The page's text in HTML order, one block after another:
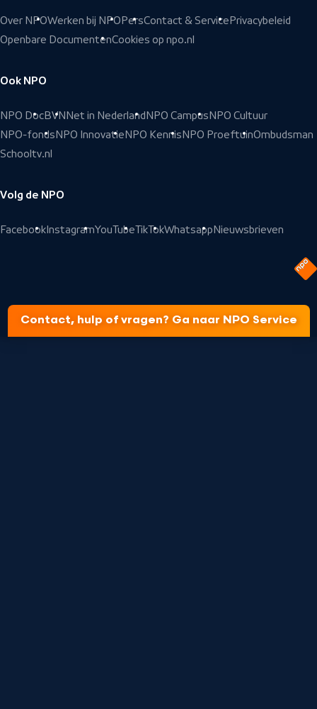
Over NPOWerken bij NPO PersContact & Service Privacybeleid
Openbare DocumentenCookies op npo.nl
Ook NPO
NPO DocBVN Net in Nederland NPO Campus NPO Cultuur
NPO-fonds NPO Innovatie NPO Kennis NPO ProeftuinOmbudsman
Schooltv.nl
Volg de NPO
Facebook InstagramYouTubeTikTokWhatsapp Nieuwsbrieven
Contact, hulp of vragen? Ga naar NPO Service